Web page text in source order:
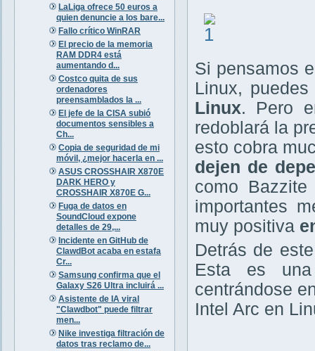
LaLiga ofrece 50 euros a
quien denuncie a los bare...
Fallo crítico WinRAR
El precio de la memoria
RAM DDR4 está
aumentando d...
Costco quita de sus
ordenadores
preensamblados la ...
El jefe de la CISA subió
documentos sensibles a
Ch...
Copia de seguridad de mi
móvil, ¿mejor hacerla en ...
ASUS CROSSHAIR X870E
DARK HERO y
CROSSHAIR X870E G...
Fuga de datos en
SoundCloud expone
detalles de 29,...
Incidente en GitHub de
ClawdBot acaba en estafa
Cr...
Samsung confirma que el
Galaxy S26 Ultra incluirá ...
Asistente de IA viral
"Clawdbot" puede filtrar
men...
Nike investiga filtración de
datos tras reclamo de...
Si pensamos
Linux,
Linux. Pero
redoblará la
esto cobra
dejen de
como
importantes
muy positiva
Detrás de
Esta es
centrándose
Intel Arc en